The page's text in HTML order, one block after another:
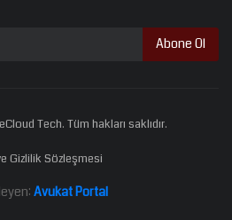
Abone Ol
Tech. Tüm hakları saklıdır.
Gizlilik Sözleşmesi
Avukat Portal